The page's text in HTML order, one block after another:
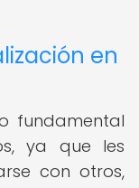
en
fundamental
ya que les
con otros,